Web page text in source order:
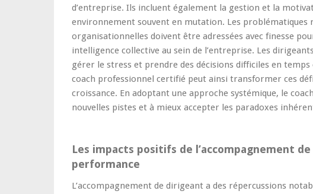
d’entreprise. Ils incluent également la gestion et la
environnement souvent en mutation. Les problématiques
organisationnelles doivent être adressées avec finesse
intelligence collective au sein de l’entreprise. Les
gérer le stress et prendre des décisions difficiles en
coach professionnel certifié peut ainsi transformer ces
croissance. En adoptant une approche systémique, le
nouvelles pistes et à mieux accepter les paradoxes
Les impacts positifs de l’accompagnement
performance
L’accompagnement de dirigeant a des répercussions